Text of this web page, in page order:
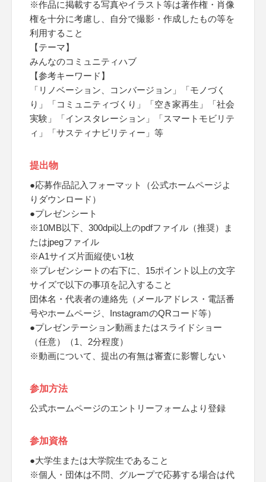
※作品に掲載する写真やイラスト等は著作権・肖像
権を十分に考慮し、自分で撮影・作成したもの等を
利用すること
【テーマ】
みんなのコミュニティハブ
【参考キーワード】
「リノベーション、コンバージョン」「モノづく
り」「コミュニティづくり」「空き家再生」「社会
実験」「インスタレーション」「スマートモビリテ
ィ」「サスティナビリティー」等
提出物
●応募作品記入フォーマット（公式ホームページよ
りダウンロード）
●プレゼンシート
※10MB以下、300dpi以上のpdfファイル（推奨）ま
たはjpegファイル
※A1サイズ片面縦使い1枚
※プレゼンシートの右下に、15ポイント以上の文字
サイズで以下の事項を記入すること
団体名・代表者の連絡先（メールアドレス・電話番
号やホームページ、InstagramのQRコード等）
●プレゼンテーション動画またはスライドショー
（任意）（1、2分程度）
※動画について、提出の有無は審査に影響しない
参加方法
公式ホームページのエントリーフォームより登録
参加資格
●大学生または大学院生であること
※個人・団体は不問、グループで応募する場合は代